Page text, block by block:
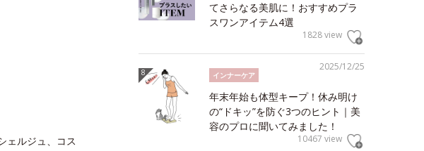
ェルジュ、コス
てさらなる美肌に！おすすめプラ
スワンアイテム4選
1828 view
2025/12/25
インナーケア
年末年始も体型キープ！休み明け
の“ドキッ”を防ぐ3つのヒント｜美
容のプロに聞いてみました！
10467 view